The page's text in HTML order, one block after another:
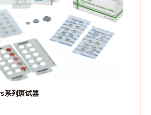
系列斑试器